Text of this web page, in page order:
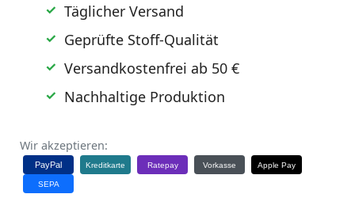
Täglicher Versand
Geprüfte Stoff-Qualität
Versandkostenfrei ab 50 €
Nachhaltige Produktion
Wir akzeptieren:
PayPal Kreditkarte Ratepay Vorkasse Apple Pay
SEPA